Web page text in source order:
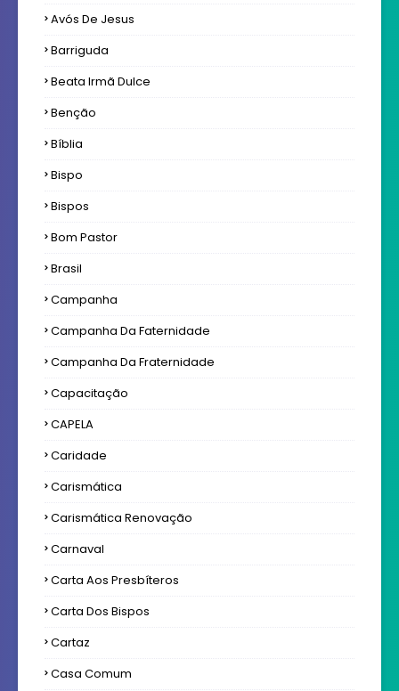
Avós De Jesus
Barriguda
Beata Irmã Dulce
Benção
Bíblia
Bispo
Bispos
Bom Pastor
Brasil
Campanha
Campanha Da Faternidade
Campanha Da Fraternidade
Capacitação
CAPELA
Caridade
Carismática
Carismática Renovação
Carnaval
Carta Aos Presbíteros
Carta Dos Bispos
Cartaz
Casa Comum